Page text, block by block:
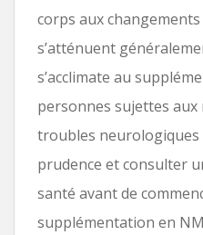
corps aux
s’atténuent
s’acclimate au
personnes sujettes aux
troubles
prudence et consulter
santé avant de
supplémentation en